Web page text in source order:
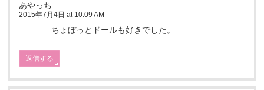
あやっち
2015年7月4日 at 10:09 AM
ちょぼっとドールも好きでした。
返信する